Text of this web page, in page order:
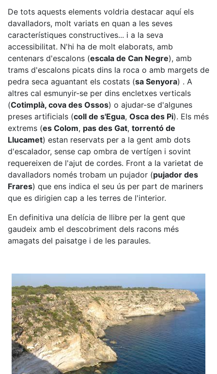
De tots aquests elements voldria destacar aquí els
davalladors, molt variats en quan a les seves
característiques constructives... i a la seva
accessibilitat. N'hi ha de molt elaborats, amb
centenars d'escalons (escala de Can Negre), amb
trams d'escalons picats dins la roca o amb margets de
pedra seca aguantant els costats (sa Senyora) . A
altres cal esmunyir-se per dins encletxes verticals
(Cotimplà, cova des Ossos) o ajudar-se d'algunes
preses artificials (coll de s'Egua, Osca des Pi). Els més
extrems (es Colom, pas des Gat, torrentó de
Llucamet) estan reservats per a la gent amb dots
d'escalador, sense cap ombra de vertígen i sovint
requereixen de l'ajut de cordes. Front a la varietat de
davalladors només trobam un pujador (pujador des
Frares) que ens indica el seu ús per part de mariners
que es dirigien cap a les terres de l'interior.
En definitiva una delícia de llibre per la gent que
gaudeix amb el descobriment dels racons més
amagats del paisatge i de les paraules.